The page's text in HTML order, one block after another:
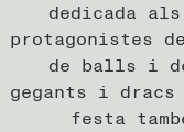
dedicada
protagonistes
de balls i
gegants i
festa